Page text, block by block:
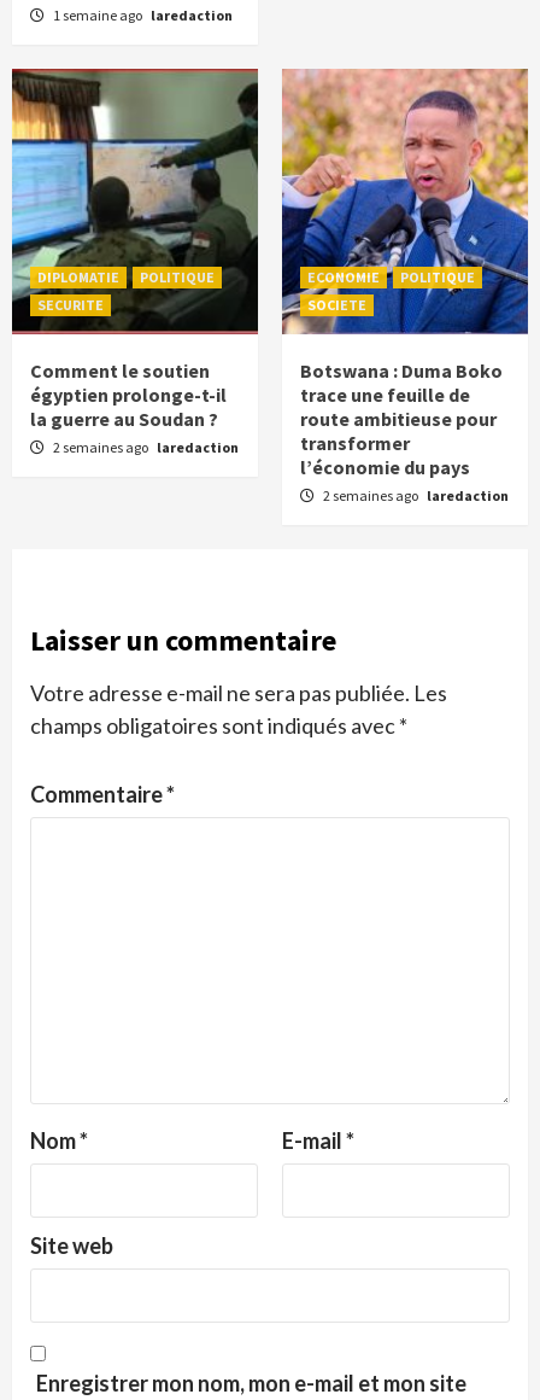
1 semaine ago laredaction
DIPLOMATIE
POLITIQUE
SECURITE
Comment le soutien
égyptien prolonge-t-il
la guerre au Soudan ?
2 semaines ago laredaction
ECONOMIE
POLITIQUE
SOCIETE
Botswana : Duma Boko
trace une feuille de
route ambitieuse pour
transformer
l’économie du pays
2 semaines ago laredaction
Laisser un commentaire
Votre adresse e-mail ne sera pas publiée. Les
champs obligatoires sont indiqués avec*
Commentaire*
Nom* E-mail*
Site web
Enregistrer mon nom, mon e-mail et mon site